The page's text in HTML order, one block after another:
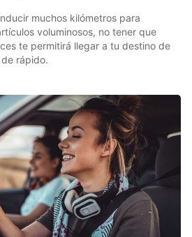
muchos kilómetros para
voluminosos, no tener que
te permitirá llegar a tu destino de
rápido.